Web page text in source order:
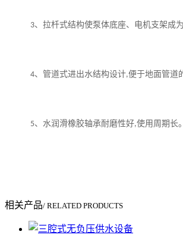
3、拉杄式结构使泵体底座、电机支架成
4、管道式进出水结构设计,便于地面管道
5、水润滑橡胶轴承耐磨性好,使用周期长。
相关产品/ RELATED PRODUCTS